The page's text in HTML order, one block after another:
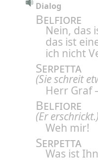
Dialog
Belfiore
Nein, das
das ist
ich nicht
Serpetta
(Sie schreit
Herr Graf
Belfiore
(Er erschrickt.)
Weh mir!
Serpetta
Was ist